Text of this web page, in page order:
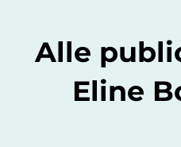
Alle
Eline